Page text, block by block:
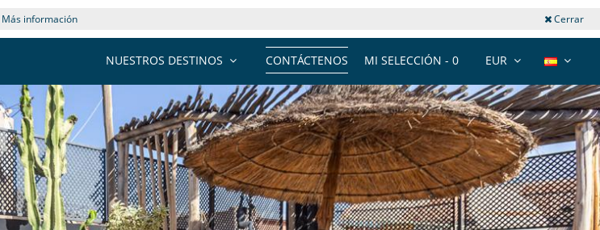
Más información Cerrar
EUR
MI SELECCIÓN - 0
CONTÁCTENOS
NUESTROS DESTINOS